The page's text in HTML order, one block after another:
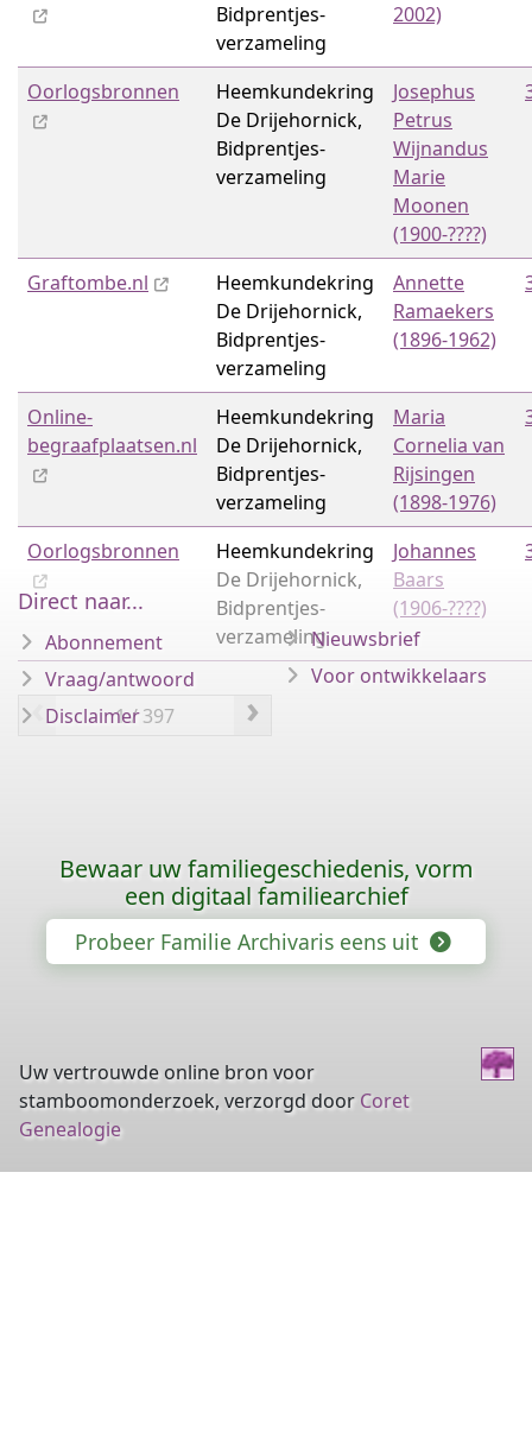
Bidprentjes­
verzameling
2002)
Oorlogsbronnen
Heemkundekring
De Drijehornick,
Bidprentjes­
verzameling
Josephus
Petrus
Wijnandus
Marie
Moonen
(1900-????)
Graftombe.nl
Heemkundekring
De Drijehornick,
Bidprentjes­
verzameling
Annette
Ramaekers
(1896-1962)
Online-
begraafplaatsen.nl
Heemkundekring
De Drijehornick,
Bidprentjes­
verzameling
Maria
Cornelia van
Rijsingen
(1898-1976)
Oorlogsbronnen
Heemkundekring
De Drijehornick,
Bidprentjes­
verzameling
Johannes
Baars
(1906-????)
‹ ›
Direct naar...
Abonnement
Vraag/antwoord
Disclaimer
Nieuwsbrief
Voor ontwikkelaars
Bewaar uw familiegeschiedenis, vorm
een digitaal familiearchief
Probeer Familie Archivaris eens uit
Uw vertrouwde online bron voor
stamboomonderzoek, verzorgd door Coret
Genealogie